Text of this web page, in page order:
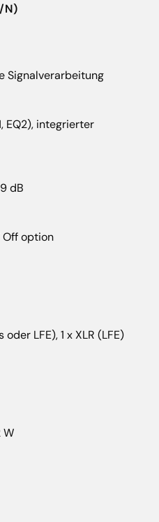
N)
Signalverarbeitung
EQ2), integrierter
dB
Off option
LFE), 1 x XLR (LFE)
W